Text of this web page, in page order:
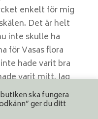
enkelt för mig
Det är helt
inte skulle ha
för Vasas flora
hade varit bra
varit mitt. Jag
petat och
akut.
ska fungera
ger du ditt